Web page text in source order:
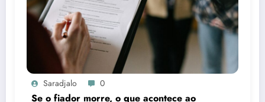
Saradjalo 0
Se o fiador morre, o que acontece ao